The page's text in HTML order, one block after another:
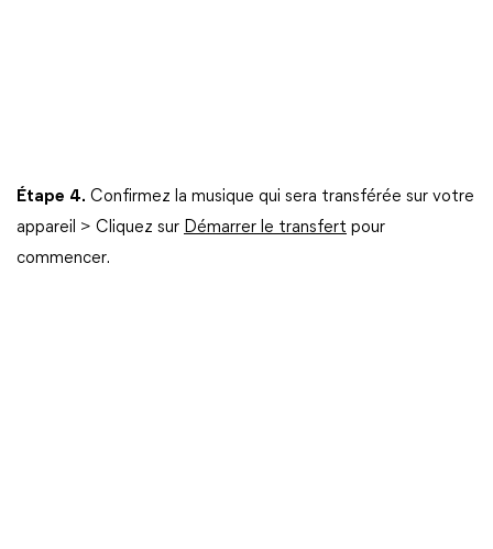
Étape 4. Confirmez la musique qui sera transférée sur votre
appareil > Cliquez sur Démarrer le transfert pour
commencer.